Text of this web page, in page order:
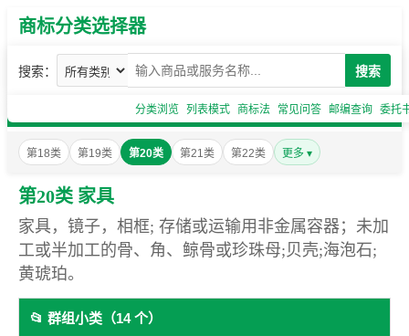
商标分类选择器
搜索： 搜索
分类浏览 列表模式 商标法 常见问答 邮编查询 委托
第18类 第19类 第20类 第21类 第22类 更多 ▾
第20类 家具
家具，镜子，相框; 存储或运输用非金属容器；未加
工或半加工的骨、角、鲸骨或珍珠母;贝壳;海泡石;
黄琥珀。
📂 群组小类（14 个）